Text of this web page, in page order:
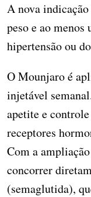
A nova
peso e ao
hipertensão ou
O Mounjaro é
injetável
apetite e
receptores
Com a
concorrer
(semaglutida),